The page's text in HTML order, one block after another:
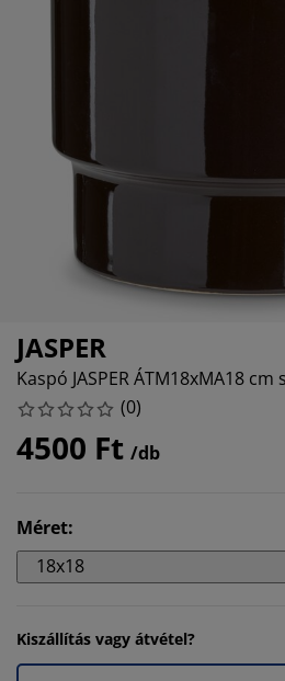
matracok
világítás
kiegészítők
JASPER
Kaspó JASPER ÁTM18xMA18
(0)
4500 Ft /db
Méret:
18x18
Kiszállítás vagy átvétel?